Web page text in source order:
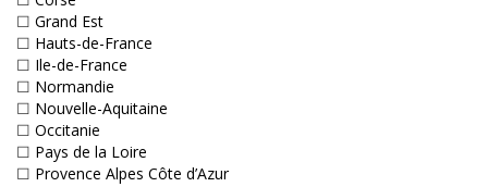
☐ Grand Est
☐ Hauts-de-France
☐ Ile-de-France
☐ Normandie
☐ Nouvelle-Aquitaine
☐ Occitanie
☐ Pays de la Loire
☐ Provence Alpes Côte d’Azur